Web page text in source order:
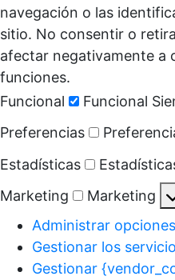
navegación o las
sitio. No consentir o
afectar negativamente a
funciones.
Funcional
Funcional
Preferencias
Estadísticas
Marketing
Marketing
Administrar opciones
Gestionar los
Gestionar